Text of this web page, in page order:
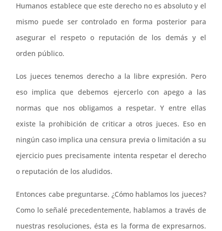
Humanos establece que este derecho no es absoluto y el
mismo puede ser controlado en forma posterior para
asegurar el respeto o reputación de los demás y el
orden público.
Los jueces tenemos derecho a la libre expresión. Pero
eso implica que debemos ejercerlo con apego a las
normas que nos obligamos a respetar. Y entre ellas
existe la prohibición de criticar a otros jueces. Eso en
ningún caso implica una censura previa o limitación a su
ejercicio pues precisamente intenta respetar el derecho
o reputación de los aludidos.
Entonces cabe preguntarse. ¿Cómo hablamos los jueces?
Como lo señalé precedentemente, hablamos a través de
nuestras resoluciones, ésta es la forma de expresarnos.